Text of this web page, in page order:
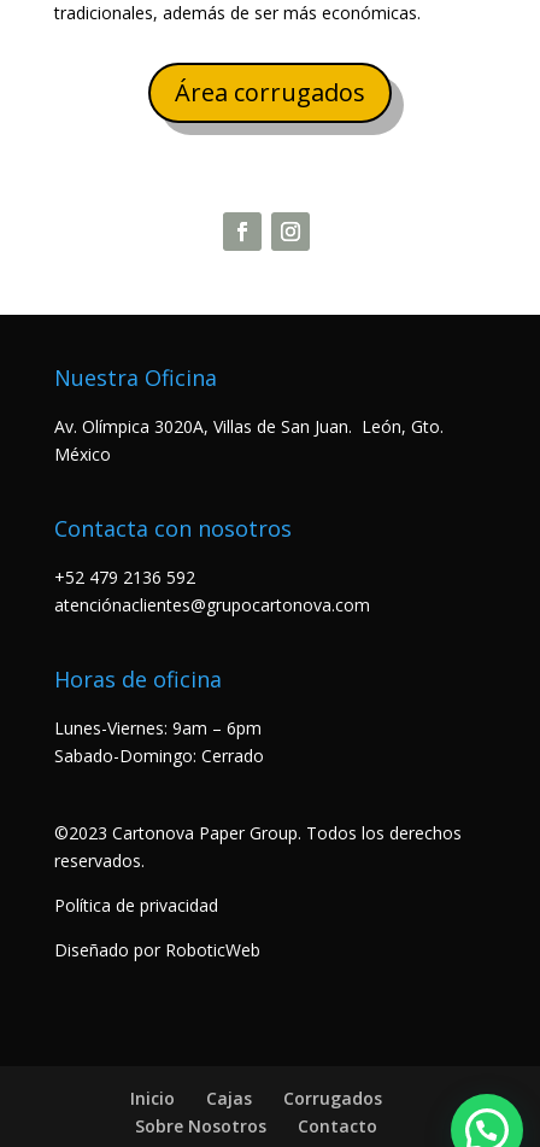
tradicionales, además de ser más económicas.
Área corrugados
Nuestra Oficina
Av. Olímpica 3020A, Villas de San Juan. León, Gto.
México
Contacta con nosotros
+52 479 2136 592
atenciónaclientes@grupocartonova.com
Horas de oficina
Lunes-Viernes: 9am – 6pm
Sabado-Domingo: Cerrado
©2023 Cartonova Paper Group. Todos los derechos
reservados.
Política de privacidad
Diseñado por RoboticWeb
Inicio Cajas
Corrugados
Sobre Nosotros
Contacto